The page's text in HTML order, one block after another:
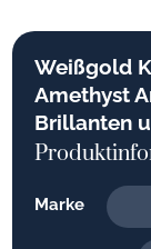
Weißgold
Amethyst
Brillanten
Marke